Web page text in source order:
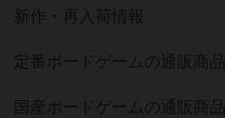
新作・再入荷情報
定番ボードゲームの通販商品
国産ボードゲームの通販商品